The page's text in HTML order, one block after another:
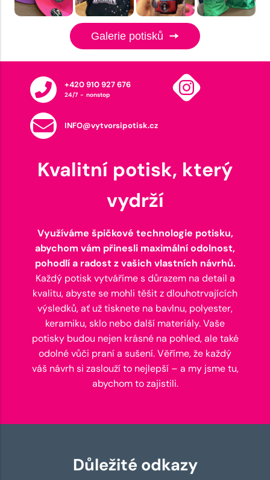
Galerie potisků
+420 910 927 676
24/7 - nonstop
INFO@vytvorsipotisk.cz
Kvalitní potisk, který
vydrží
Využíváme špičkové technologie potisku,
abychom vám přinesli maximální odolnost,
pohodlí a radost z vašich vlastních návrhů.
Každý potisk vytváříme s důrazem na detail a
kvalitu, abyste se mohli těšit z dlouhotrvajících
výsledků, ať už tisknete na bavlnu, polyester,
keramiku, sklo nebo další materiály. Vaše
potisky budou nejen krásné na pohled, ale také
odolné vůči praní a sušení. Věříme, že každý
váš návrh si zaslouží to nejlepší – a my jsme tu,
abychom to zajistili.
Důležité odkazy